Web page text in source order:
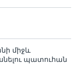
միջև
պատուհան